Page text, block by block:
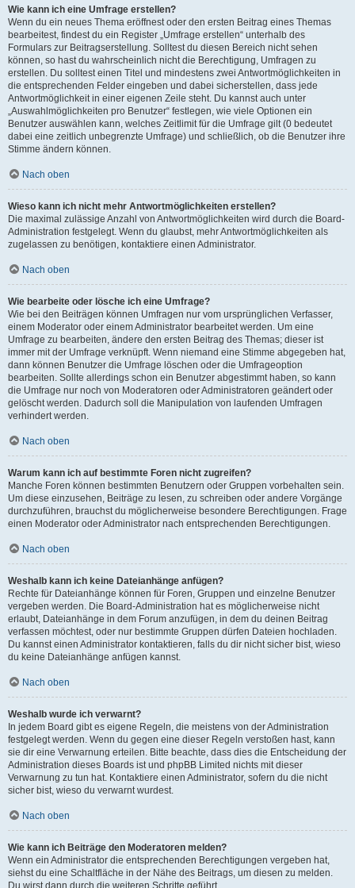
Wie kann ich eine Umfrage erstellen?
Wenn du ein neues Thema eröffnest oder den ersten Beitrag eines Themas
bearbeitest, findest du ein Register „Umfrage erstellen“ unterhalb des
Formulars zur Beitragserstellung. Solltest du diesen Bereich nicht sehen
können, so hast du wahrscheinlich nicht die Berechtigung, Umfragen zu
erstellen. Du solltest einen Titel und mindestens zwei Antwortmöglichkeiten in
die entsprechenden Felder eingeben und dabei sicherstellen, dass jede
Antwortmöglichkeit in einer eigenen Zeile steht. Du kannst auch unter
„Auswahlmöglichkeiten pro Benutzer“ festlegen, wie viele Optionen ein
Benutzer auswählen kann, welches Zeitlimit für die Umfrage gilt (0 bedeutet
dabei eine zeitlich unbegrenzte Umfrage) und schließlich, ob die Benutzer ihre
Stimme ändern können.
Nach oben
Wieso kann ich nicht mehr Antwortmöglichkeiten erstellen?
Die maximal zulässige Anzahl von Antwortmöglichkeiten wird durch die Board-
Administration festgelegt. Wenn du glaubst, mehr Antwortmöglichkeiten als
zugelassen zu benötigen, kontaktiere einen Administrator.
Nach oben
Wie bearbeite oder lösche ich eine Umfrage?
Wie bei den Beiträgen können Umfragen nur vom ursprünglichen Verfasser,
einem Moderator oder einem Administrator bearbeitet werden. Um eine
Umfrage zu bearbeiten, ändere den ersten Beitrag des Themas; dieser ist
immer mit der Umfrage verknüpft. Wenn niemand eine Stimme abgegeben hat,
dann können Benutzer die Umfrage löschen oder die Umfrageoption
bearbeiten. Sollte allerdings schon ein Benutzer abgestimmt haben, so kann
die Umfrage nur noch von Moderatoren oder Administratoren geändert oder
gelöscht werden. Dadurch soll die Manipulation von laufenden Umfragen
verhindert werden.
Nach oben
Warum kann ich auf bestimmte Foren nicht zugreifen?
Manche Foren können bestimmten Benutzern oder Gruppen vorbehalten sein.
Um diese einzusehen, Beiträge zu lesen, zu schreiben oder andere Vorgänge
durchzuführen, brauchst du möglicherweise besondere Berechtigungen. Frage
einen Moderator oder Administrator nach entsprechenden Berechtigungen.
Nach oben
Weshalb kann ich keine Dateianhänge anfügen?
Rechte für Dateianhänge können für Foren, Gruppen und einzelne Benutzer
vergeben werden. Die Board-Administration hat es möglicherweise nicht
erlaubt, Dateianhänge in dem Forum anzufügen, in dem du deinen Beitrag
verfassen möchtest, oder nur bestimmte Gruppen dürfen Dateien hochladen.
Du kannst einen Administrator kontaktieren, falls du dir nicht sicher bist, wieso
du keine Dateianhänge anfügen kannst.
Nach oben
Weshalb wurde ich verwarnt?
In jedem Board gibt es eigene Regeln, die meistens von der Administration
festgelegt werden. Wenn du gegen eine dieser Regeln verstoßen hast, kann
sie dir eine Verwarnung erteilen. Bitte beachte, dass dies die Entscheidung der
Administration dieses Boards ist und phpBB Limited nichts mit dieser
Verwarnung zu tun hat. Kontaktiere einen Administrator, sofern du die nicht
sicher bist, wieso du verwarnt wurdest.
Nach oben
Wie kann ich Beiträge den Moderatoren melden?
Wenn ein Administrator die entsprechenden Berechtigungen vergeben hat,
siehst du eine Schaltfläche in der Nähe des Beitrags, um diesen zu melden.
Du wirst dann durch die weiteren Schritte geführt.